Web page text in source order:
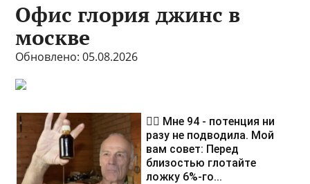
Офис глория джинс в
москве
Обновлено: 05.08.2026
❤️‍🔥 Мне 94 - потенция ни
разу не подводила. Мой
вам совет: Перед
близостью глотайте
ложку 6%-го...